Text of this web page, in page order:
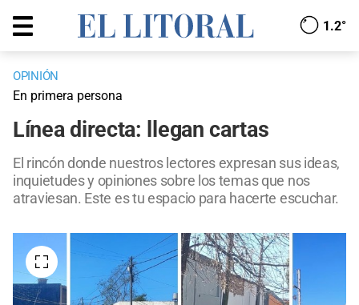
1.2°
OPINIÓN
En primera persona
Línea directa: llegan cartas
El rincón donde nuestros lectores expresan sus ideas,
inquietudes y opiniones sobre los temas que nos
atraviesan. Este es tu espacio para hacerte escuchar.